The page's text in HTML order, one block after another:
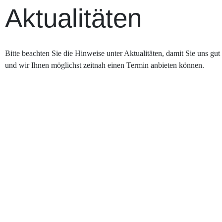
Aktualitäten
Bitte beachten Sie die Hinweise unter Aktualitäten, damit Sie uns gut
und wir Ihnen möglichst zeitnah einen Termin anbieten können.